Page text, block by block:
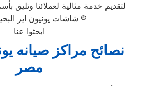
لتقديم خدمة مثالية لعملائنا وتليق
شاشات يونيون اير البحيرة مصر ®
ابحثوا عنا
نصائح مراكز صيانه
مصر